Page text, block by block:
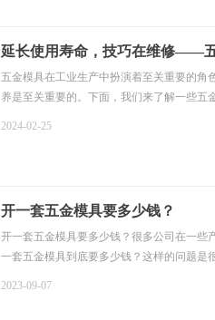
延长使用寿命，技巧在维修——
五金模具在工业生产中扮演着至关重要的
养是至关重要的。下面，我们来了解一些五
2024-02-25
开一套五金模具要多少钱？
开一套五金模具要多少钱？很多公司在一些
一套五金模具到底要多少钱？这样的问题是
2023-09-07